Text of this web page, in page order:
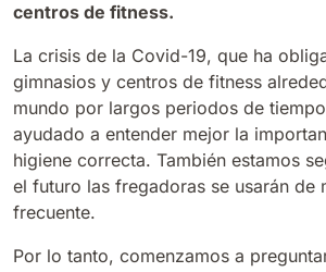
E81
810 mm 3645
Fregadora con operador a bordo
Ver todas
1570 mm 18840
Bull 200
2100 mm 29400
centros de fitness.
La crisis de la Covid-19, que ha
gimnasios y centros de fitness
mundo por largos periodos de
ayudado a entender mejor la
higiene correcta. También estamos
el futuro las fregadoras se usarán de
frecuente.
Por lo tanto, comenzamos a